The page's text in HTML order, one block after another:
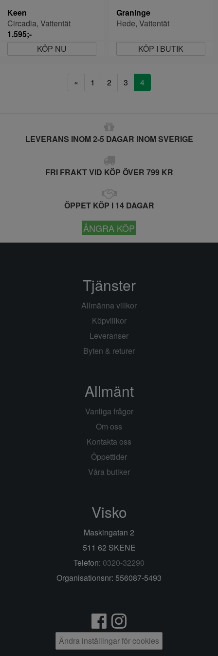
Keen
Circadia, Vattentät
1.595;-
KÖP NU
Graninge
Hede, Vattentät
KÖP I BUTIK
« 1 2 3 4
LEVERANS INOM 2-5 DAGAR INOM SVERIGE
FRI FRAKT VID KÖP ÖVER 799 KR
ÖPPET KÖP I 14 DAGAR
ÅNGRA KÖP
Tjänster
Allmänna villkor
Köpvillkor
Leveranser
Byten & returer
Allmänt
Vanliga frågor
Om oss
Kontakta oss
Öppettider
Våra butiker
Visko
Maskingatan 2
511 62 SKENE
Telefon: 0320-32290
Organisationsnr: 556087-5493
Ändra inställingar för cookies